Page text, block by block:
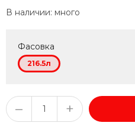
В наличии: много
Фасовка
216.5л
– +